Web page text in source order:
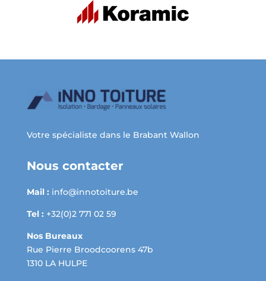
Votre spécialiste dans le Brabant Wallon
Nous contacter
Mail : info@innotoiture.be
Tel : +32(0)2 771 02 59
Nos Bureaux
Rue Pierre Broodcoorens 47b
1310 LA HULPE